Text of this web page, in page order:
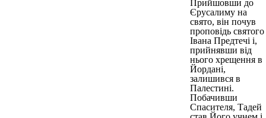
Прийшовши до
Єрусалиму на
свято, він почув
проповідь святого
Івана Предтечі і,
прийнявши від
нього хрещення в
Йордані,
залишився в
Палестині.
Побачивши
Спасителя, Тадей